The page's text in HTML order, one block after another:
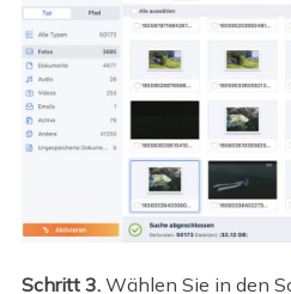
Schritt 3. Wählen Sie in den